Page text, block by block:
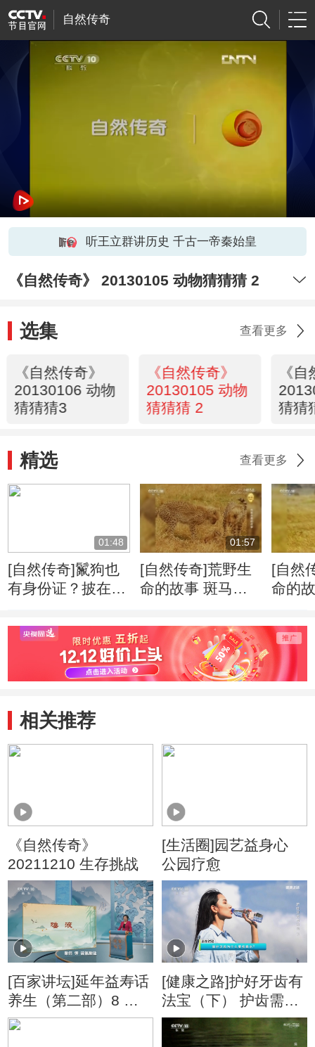
自然传奇
听王立群讲历史 千古一帝秦始皇
《自然传奇》 20130105 动物猜猜猜 2
选集 查看更多
《自然传奇》
20130106 动物
猜猜猜3
《自然传奇》
20130105 动物
猜猜猜 2
《
猜猜
精选 查看更多
01:48
[自然传奇]鬣狗也
有身份证？披在身
01:57
[自然传奇]荒野生
命的故事 斑马牛
动物带来一场盛宴
[自然
命的
千里
相关推荐
《自然传奇》
20211210 生存挑战
[生活圈]园艺益身心
公园疗愈
[百家讲坛]延年益寿话
养生（第二部）8 作
强肾主冬时藏 吞咽唾
[健康之路]护好牙齿有
法宝（下） 护齿需要
多喝水